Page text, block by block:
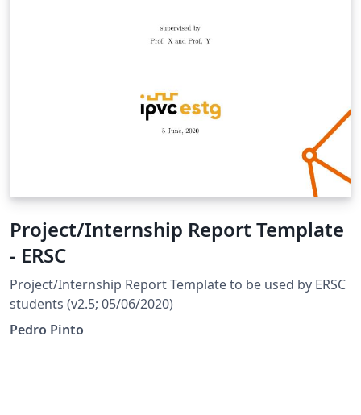
Project/Internship Report Template
- ERSC
Project/Internship Report Template to be used by ERSC
students (v2.5; 05/06/2020)
Pedro Pinto